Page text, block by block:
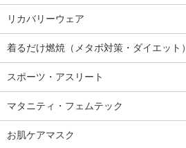
リカバリーウェア
着るだけ燃焼（メタボ対策・ダイエット）
スポーツ・アスリート
マタニティ・フェムテック
お肌ケアマスク